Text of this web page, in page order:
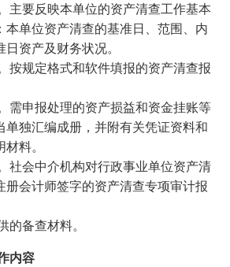
主要反映本单位的资产清查工作基本
本单位资产清查的基准日、范围、内
资产及财务状况。
按规定格式和软件填报的资产清查报
需申报处理的资产损益和资金挂账等
单独汇编成册，并附有关凭证资料和
料。
社会中介机构对行政事业单位资产清
册会计师签字的资产清查专项审计报
备查材料。
内容